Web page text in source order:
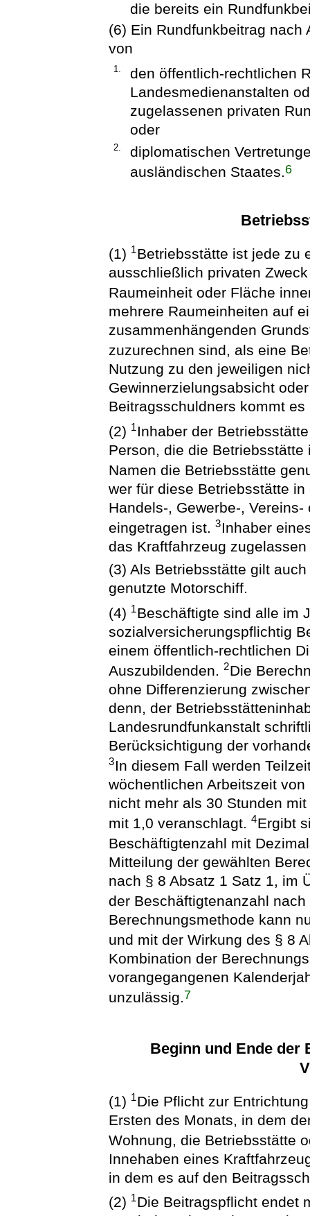
die bereits ein
(6) Ein Rundfunkbeitrag
von
1.
den öffentlich-rechtlichen
Landesmedienanstalten
zugelassenen privaten
oder
2.
diplomatischen
ausländischen Staates.6
(1) 1Betriebsstätte ist jede zu
ausschließlich privaten
Raumeinheit oder Fläche
mehrere Raumeinheiten auf
zusammenhängenden
zuzurechnen sind, als eine
Nutzung zu den jeweiligen
Gewinnerzielungsabsicht
Beitragsschuldners kommt es
(2) 1 Inhaber der
Person, die die
Namen die Betriebsstätte
wer für diese Betriebsstätte
Handels-, Gewerbe-,
eingetragen ist.3Inhaber
das Kraftfahrzeug zugelassen
(3) Als Betriebsstätte gilt
genutzte Motorschiff.
(4) 1Beschäftigte sind alle im
sozialversicherungspflichtig
einem öffentlich-rechtlichen
Auszubildenden.2Die
ohne Differenzierung
denn, der
Landesrundfunkanstalt
Berücksichtigung der
3In diesem Fall werden
wöchentlichen Arbeitszeit
nicht mehr als 30 Stunden
mit 1,0 veranschlagt.4Ergibt
Beschäftigtenzahl mit
Mitteilung der gewählten
nach § 8 Absatz 1 Satz 1, im
der Beschäftigtenanzahl
Berechnungsmethode kann
und mit der Wirkung des § 8
Kombination der
vorangegangenen
unzulässig.7
Beginn und Ende der
(1) 1Die Pflicht zur
Ersten des Monats, in dem
Wohnung, die Betriebsstätte
Innehaben eines
in dem es auf den
(2) 1Die Beitragspflicht endet